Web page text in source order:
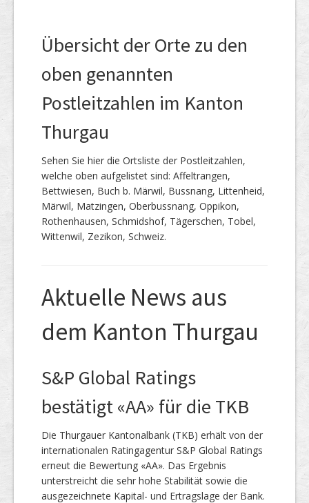
Übersicht der Orte zu den
oben genannten
Postleitzahlen im Kanton
Thurgau
Sehen Sie hier die Ortsliste der Postleitzahlen,
welche oben aufgelistet sind: Affeltrangen,
Bettwiesen, Buch b. Märwil, Bussnang, Littenheid,
Märwil, Matzingen, Oberbussnang, Oppikon,
Rothenhausen, Schmidshof, Tägerschen, Tobel,
Wittenwil, Zezikon, Schweiz.
Aktuelle News aus
dem Kanton Thurgau
S&P Global Ratings
bestätigt «AA» für die TKB
Die Thurgauer Kantonalbank (TKB) erhält von der
internationalen Ratingagentur S&P Global Ratings
erneut die Bewertung «AA». Das Ergebnis
unterstreicht die sehr hohe Stabilität sowie die
ausgezeichnete Kapital- und Ertragslage der Bank.